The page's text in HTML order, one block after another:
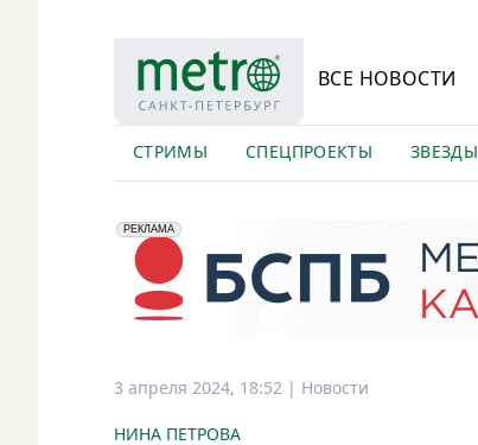
ВСЕ НОВОСТИ
СТРИМЫ СПЕЦПРОЕКТЫ ЗВЕЗДЫ
erid: 2VfnxyFybV5
РЕКЛАМА
ПАО "Банк "Санкт-Петербург", ИНН: 7831000027
3 апреля 2024, 18:52 | Новости
НИНА ПЕТРОВА